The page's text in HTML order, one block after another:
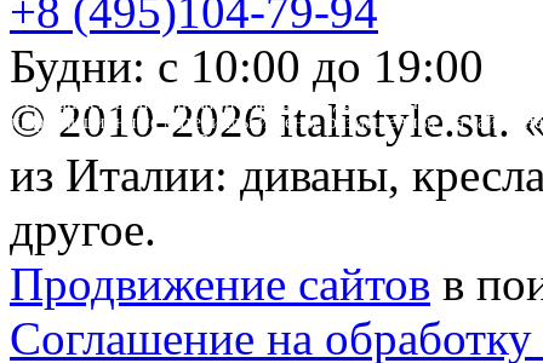
+8 (495)104-79-94
Будни: с 10:00 до 19:00
* Обращаем ваше внимание на то, что данный интернет-сайт
информационные материалы и цены, размещенные на сайте,
Гражданского кодекса РФ.
© 2010-2026 italistyle.su.
из Италии: диваны,
другое.
Продвижение сайтов в
Соглашение на